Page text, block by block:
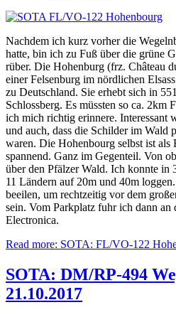
Nachdem ich kurz vorher die
hatte, bin ich zu Fuß über die grüne
rüber. Die Hohenburg (frz. Château
einer Felsenburg im nördlichen
zu Deutschland. Sie erhebt sich in
Schlossberg. Es müssten so ca. 2km
ich mich richtig erinnere. Interessant
und auch, dass die Schilder im Wald
waren. Die Hohenbourg selbst ist
spannend. Ganz im Gegenteil. Von
über den Pfälzer Wald. Ich konnte in
11 Ländern auf 20m und 40m
beeilen, um rechtzeitig vor dem
sein. Vom Parkplatz fuhr ich dann an
Electronica.
Read more: SOTA: FL/VO-122
SOTA: DM/RP-494
21.10.2017